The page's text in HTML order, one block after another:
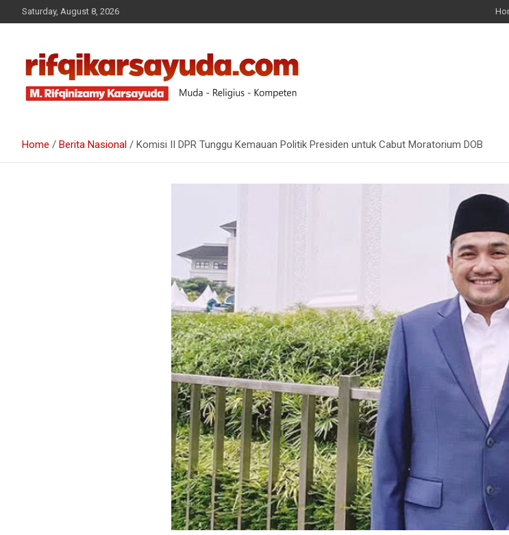
Saturday, August 8, 2026
Home Berita Nasional Komisi II DPR Tunggu Kemauan Politik Presiden untuk Cabut Moratorium DOB